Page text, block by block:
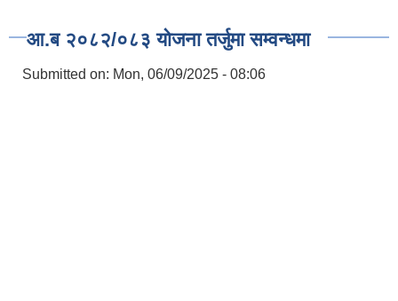
आ.ब २०८२/०८३ योजना तर्जुमा सम्वन्धमा
Submitted on: Mon, 06/09/2025 - 08:06